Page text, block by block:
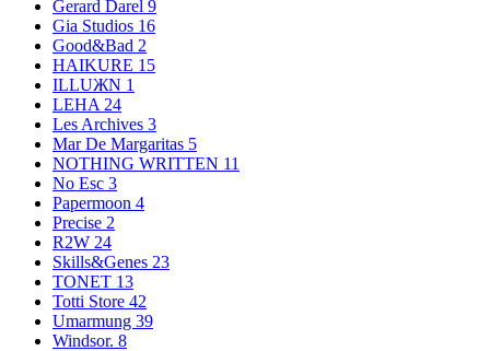
Gerard Darel 9
Gia Studios 16
Good&Bad 2
HAIKURE 15
ILLUЖN 1
LEHA 24
Les Archives 3
Mar De Margaritas 5
NOTHING WRITTEN 11
No Esc 3
Papermoon 4
Precise 2
R2W 24
Skills&Genes 23
TONET 13
Totti Store 42
Umarmung 39
Windsor. 8